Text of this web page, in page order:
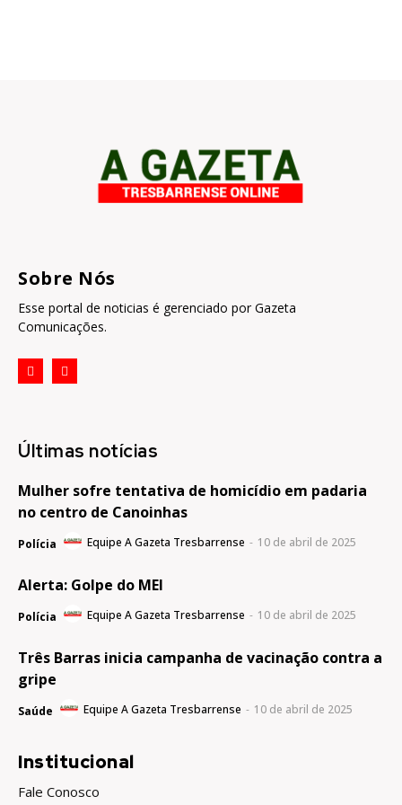
Sobre Nós
Esse portal de noticias é gerenciado por Gazeta
Comunicações.
Últimas notícias
Mulher sofre tentativa de homicídio em padaria
no centro de Canoinhas
Polícia Equipe A Gazeta Tresbarrense - 10 de abril de 2025
Alerta: Golpe do MEI
Polícia Equipe A Gazeta Tresbarrense - 10 de abril de 2025
Três Barras inicia campanha de vacinação contra a
gripe
Saúde Equipe A Gazeta Tresbarrense - 10 de abril de 2025
Institucional
Fale Conosco